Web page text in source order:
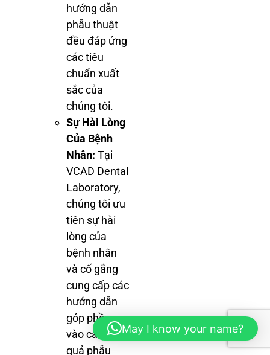
hướng dẫn
phẫu thuật
đều đáp ứng
các tiêu
chuẩn xuất
sắc của
chúng tôi.
Sự Hài Lòng
Của Bệnh
Nhân: Tại
VCAD Dental
Laboratory,
chúng tôi ưu
tiên sự hài
lòng của
bệnh nhân
và cố gắng
cung cấp các
hướng dẫn
góp phần
vào các kết
quả phẫu
May I know your name?